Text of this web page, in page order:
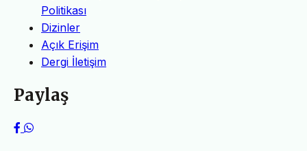
Politikası
Dizinler
Açık Erişim
Dergi İletişim
Paylaş